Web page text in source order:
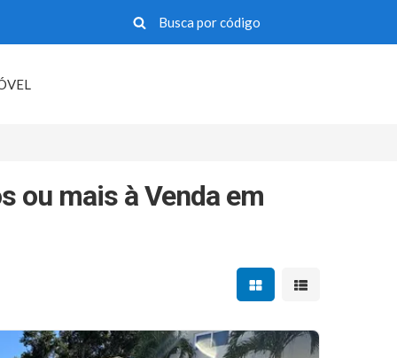
ou mais à Venda em
Mostrar resultados em
Mostrar